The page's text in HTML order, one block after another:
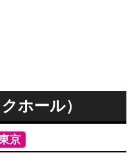
ホール）
京